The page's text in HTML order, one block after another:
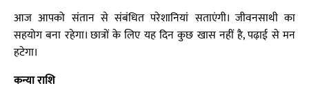
आज आपको संतान से संबंधित परेशानियां सताएंगी। जीवनसाथी का
सहयोग बना रहेगा। छात्रों के लिए यह दिन कुछ खास नहीं है, पढ़ाई से मन
हटेगा।
कन्या राशि